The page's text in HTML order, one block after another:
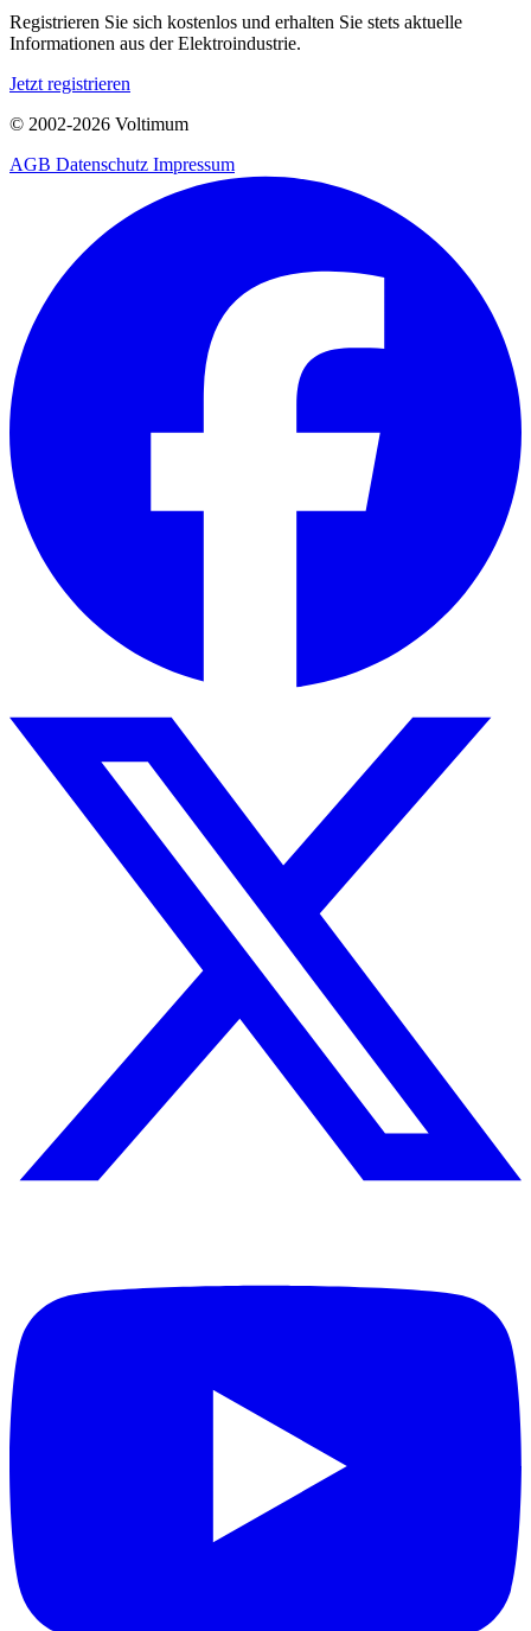
Registrieren Sie sich kostenlos und erhalten Sie stets aktuelle
Informationen aus der Elektroindustrie.
Jetzt registrieren
© 2002-2026 Voltimum
AGB Datenschutz Impressum